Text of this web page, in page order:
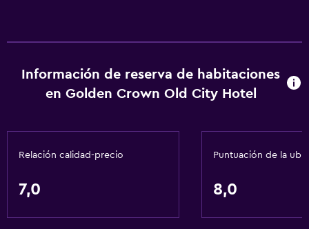
Ascensor
Almohada sin plumas
Ascensor disponible
Comedor
Restaurante
Bar/lounge
Información de reserva de habitaciones
en Golden Crown Old City Hotel
Relación calidad-precio
7,0
Puntuación de la
8,0